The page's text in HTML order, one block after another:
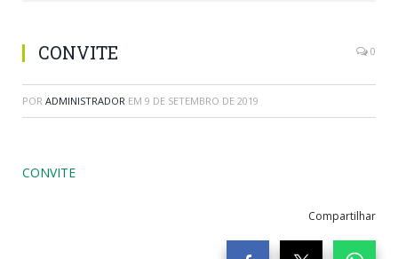
CONVITE 0
POR ADMINISTRADOR EM 9 DE SETEMBRO DE 2019
CONVITE
Compartilhar